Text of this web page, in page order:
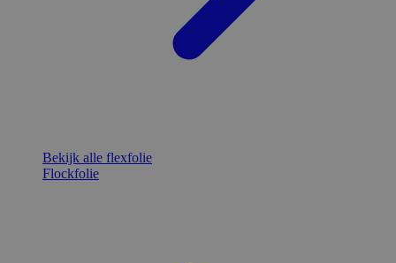
Bekijk alle flexfolie
Flockfolie